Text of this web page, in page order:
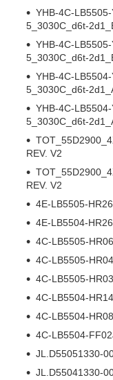
YHB-4C-
5_3030C_d6t-
YHB-4C-
5_3030C_d6t-
YHB-4C-
5_3030C_d6t-
YHB-4C-
5_3030C_d6t-
REV. V2
REV. V2
4E-LB5505-
4E-LB5504-
4C-LB5505-
4C-LB5505-
4C-LB5505-
4C-LB5504-
4C-LB5504-
4C-LB5504-
JL.D55051330-
JL.D55041330-